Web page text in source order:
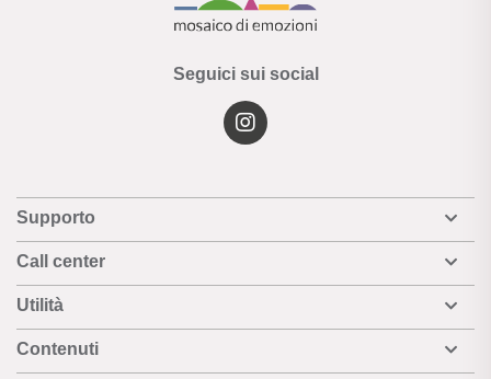
Seguici sui social
Supporto
Call center
Utilità
Contenuti